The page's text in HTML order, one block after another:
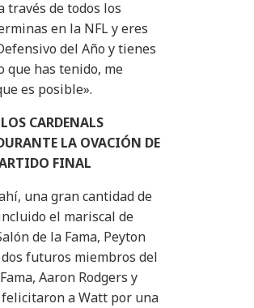
través de todos los
en la NFL y eres
del Año y tienes
que has tenido, me
es posible».
CARDENALS
LA OVACIÓN DE
FINAL
una gran cantidad de
el mariscal de
de la Fama, Peyton
futuros miembros del
Aaron Rodgers y
felicitaron a Watt por una